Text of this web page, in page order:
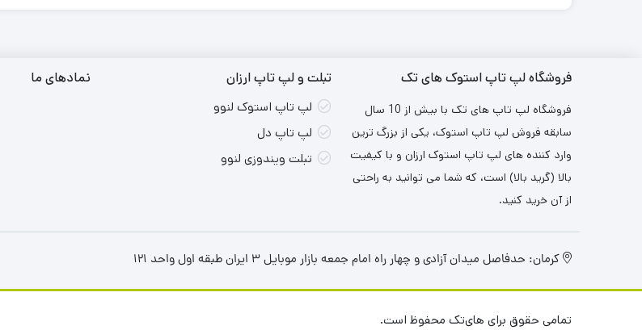
فروشگاه لپ تاپ استوک های تک
فروشگاه لپ تاپ های تک با بیش از 10 سال
سابقه فروش لپ تاپ استوک، یکی از بزرگ ترین
وارد کننده های لپ تاپ استوک ارزان و با کیفیت
بالا (گرید بالا) است، که شما می توانید به راحتی
از آن خرید کنید.
تبلت و لپ تاپ ارزان
لپ تاپ استوک لنوو
لپ تاپ دل
تبلت ویندوزی لنوو
نمادهای ما
کرمان: حدفاصل میدان آزادی و چهار راه امام جمعه بازار موبایل ۳ ایران طبقه اول واحد ۱۲۱
تمامی حقوق برای های‌تک محفوظ است.